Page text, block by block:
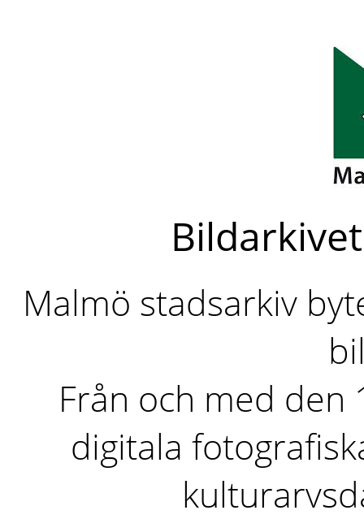
Malmö stadsarkiv
Från och med den
digitala